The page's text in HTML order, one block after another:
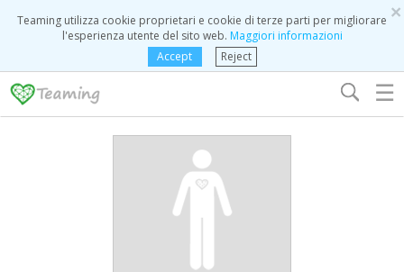
×
Teaming utilizza cookie proprietari e cookie di terze parti per migliorare
l'esperienza utente del sito web. Maggiori informazioni
Accept
Reject
☰